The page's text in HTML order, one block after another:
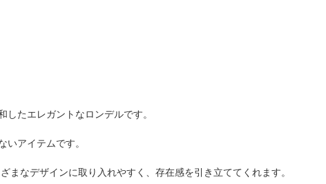
したエレガントなロンデルです。
いアイテムです。
まなデザインに取り入れやすく、存在感を引き立ててくれます。